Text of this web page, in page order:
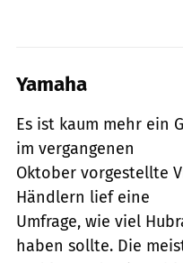
Yamaha
Es ist kaum mehr ein
im vergangenen
Oktober vorgestellte
Händlern lief eine
Umfrage, wie viel
haben sollte. Die